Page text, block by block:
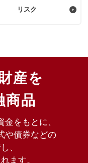
リスク
産を
商品
をもとに、
や債券などの
、
ます。